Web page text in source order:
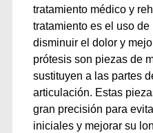
tratamiento médico y
tratamiento es el uso
disminuir el dolor y
prótesis son piezas de
sustituyen a las partes
articulación. Estas
gran precisión para
iniciales y mejorar su